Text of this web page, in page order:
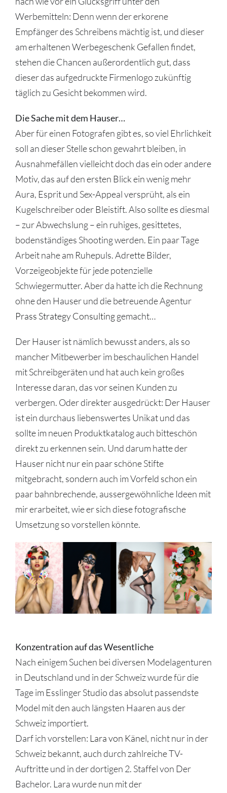
Werbemitteln: Denn wenn der erkorene
Empfänger des Schreibens mächtig ist, und dieser
am erhaltenen Werbegeschenk Gefallen findet,
stehen die Chancen außerordentlich gut, dass
dieser das aufgedruckte Firmenlogo zukünftig
täglich zu Gesicht bekommen wird.
Die Sache mit dem Hauser…
Aber für einen Fotografen gibt es, so viel Ehrlichkeit
soll an dieser Stelle schon gewahrt bleiben, in
Ausnahmefällen vielleicht doch das ein oder andere
Motiv, das auf den ersten Blick ein wenig mehr
Aura, Esprit und Sex-Appeal versprüht, als ein
Kugelschreiber oder Bleistift. Also sollte es diesmal
– zur Abwechslung – ein ruhiges, gesittetes,
bodenständiges Shooting werden. Ein paar Tage
Arbeit nahe am Ruhepuls. Adrette Bilder,
Vorzeigeobjekte für jede potenzielle
Schwiegermutter. Aber da hatte ich die Rechnung
ohne den Hauser und die betreuende Agentur
Prass Strategy Consultinggemacht…
Der Hauser ist nämlich bewusst anders, als so
mancher Mitbewerber im beschaulichen Handel
mit Schreibgeräten und hat auch kein großes
Interesse daran, das vor seinen Kunden zu
verbergen. Oder direkter ausgedrückt: Der Hauser
ist ein durchaus liebenswertes Unikat und das
sollte im neuen Produktkatalog auch bitteschön
direkt zu erkennen sein. Und darum hatte der
Hauser nicht nur ein paar schöne Stifte
mitgebracht, sondern auch im Vorfeld schon ein
paar bahnbrechende, aussergewöhnliche Ideen mit
mir erarbeitet, wie er sich diese fotografische
Umsetzung so vorstellen könnte.
Konzentration auf das Wesentliche
Nach einigem Suchen bei diversen Modelagenturen
in Deutschland und in der Schweiz wurde für die
Tage im Esslinger Studio das absolut passendste
Model mit den auch längsten Haaren aus der
Schweiz importiert.
Darf ich vorstellen: Lara von Känel, nicht nur in der
Schweiz bekannt, auch durch zahlreiche TV-
Auftritte und in der dortigen 2. Staffel von Der
Bachelor. Lara wurde nun mit der